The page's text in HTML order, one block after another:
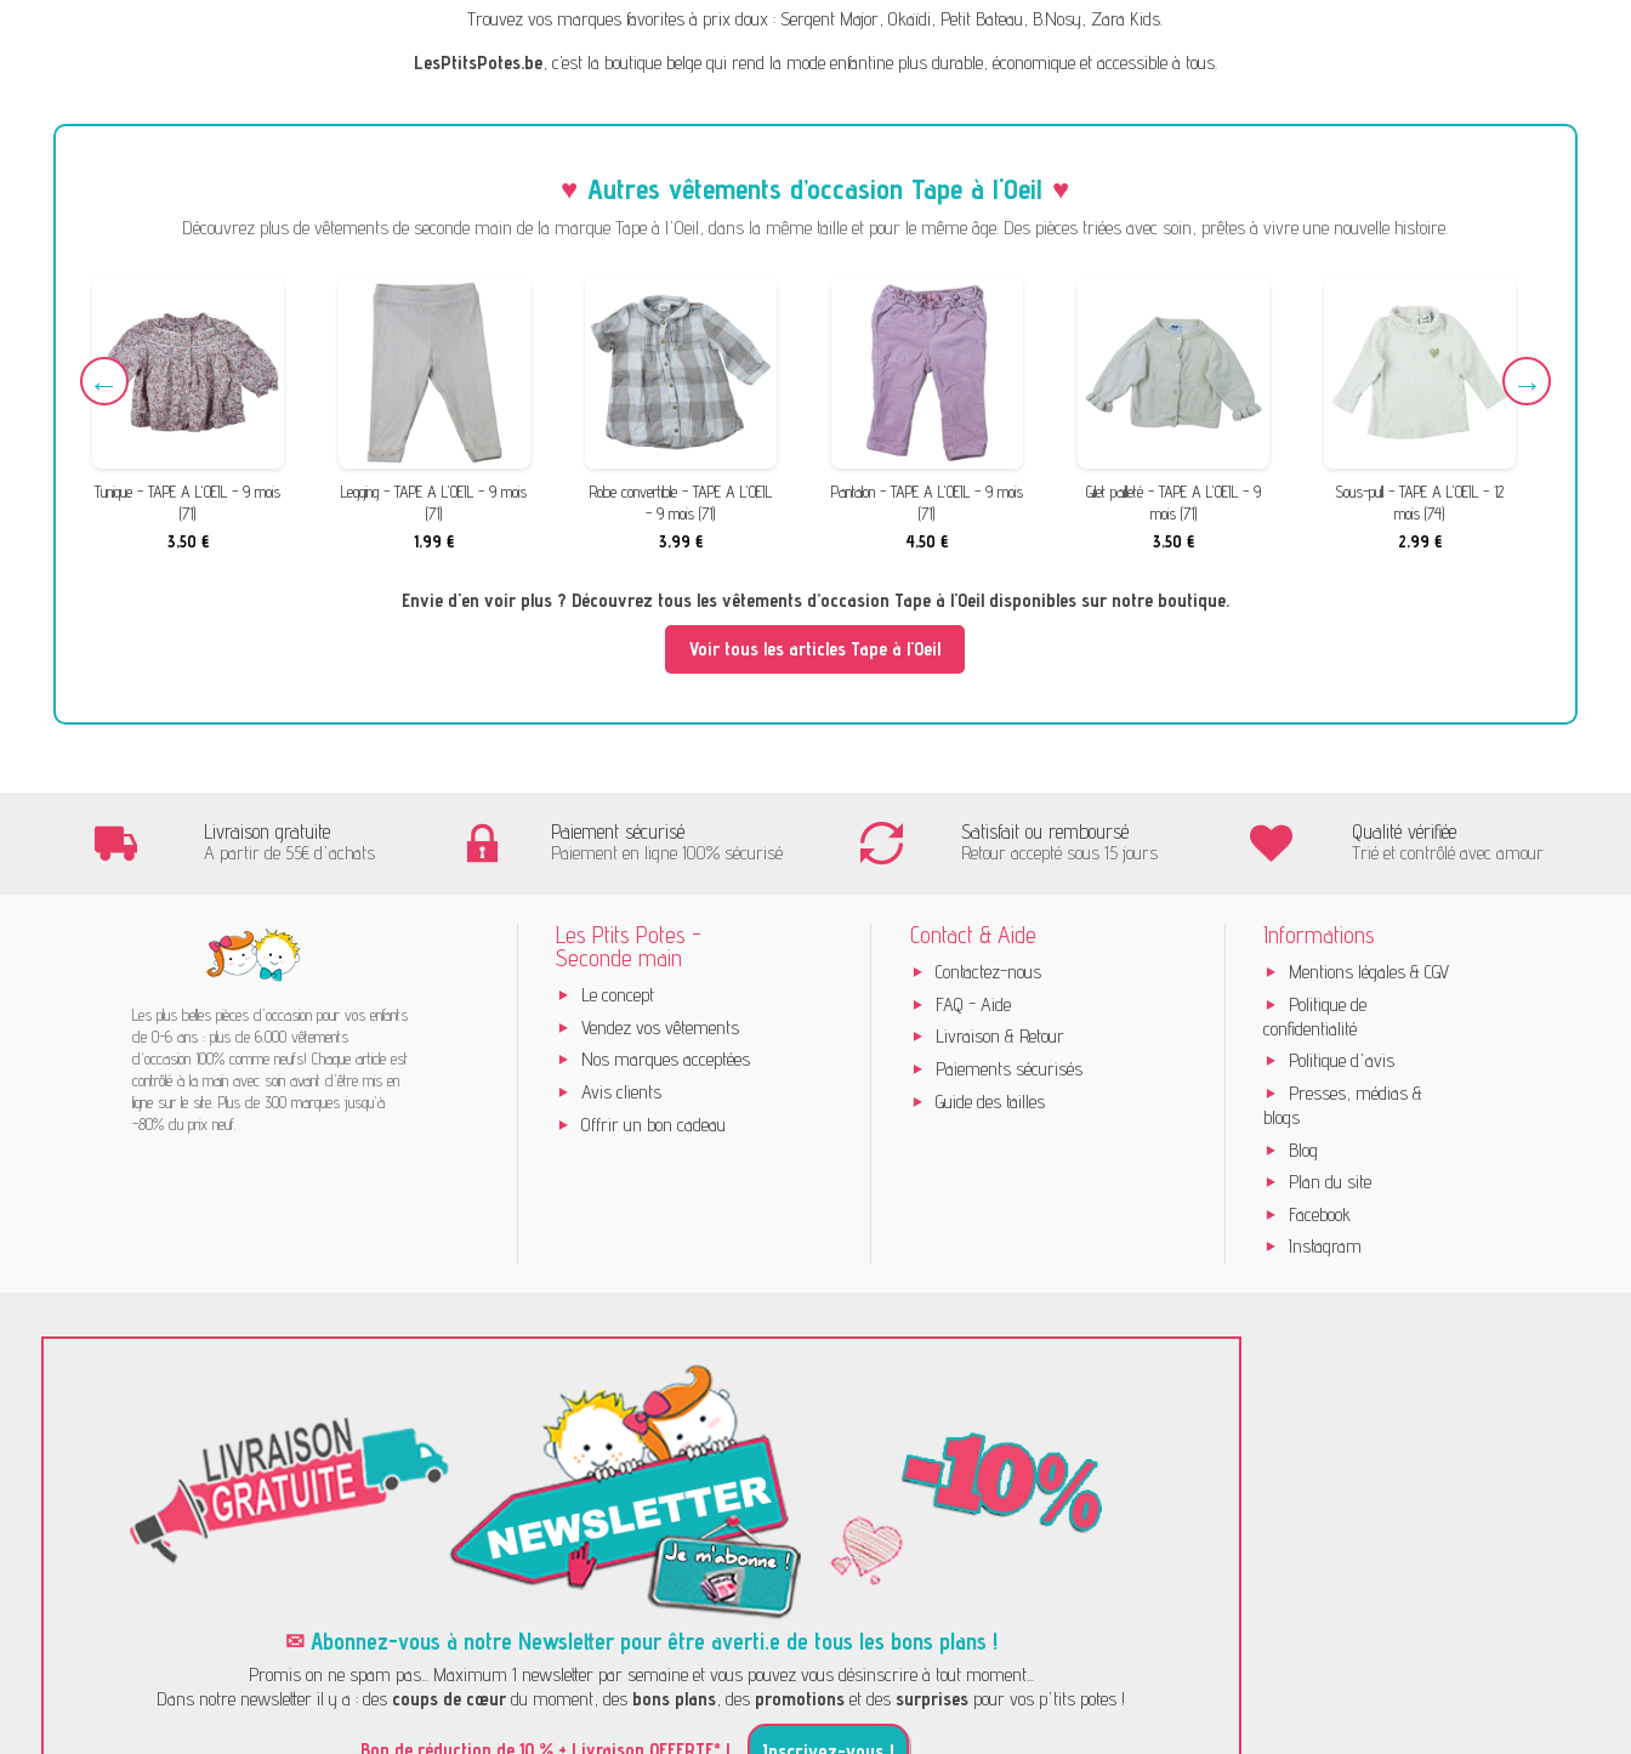
Trouvez vos marques favorites à prix doux :Sergent Major,Okaïdi, Petit Bateau, B.Nosy, Zara Kids.
LesPtitsPotes.be, c’est la boutique belge qui rend la mode enfantine plus durable, économique et accessible à tous.
Autres vêtements d’occasion Tape à l'Oeil
Découvrez plus de vêtements de seconde main de la marque Tape à l'Oeil, dans la même taille et pour le même âge. Des pièces triées avec soin, prêtes à vivre une nouvelle histoire.
Tunique - TAPE A L'OEIL - 9 mois
(71)
3,50 €
Legging - TAPE A L'OEIL - 9 mois
(71)
1,99 €
Robe convertible - TAPE A L'OEIL
- 9 mois (71)
3,99 €
Pantalon - TAPE A L'OEIL - 9 mois
(71)
4,50 €
Gilet pailleté - TAPE A L'OEIL - 9
mois (71)
3,50 €
Sous-pull - TAPE A L'OEIL - 12
mois (74)
2,99 €
Envie d'en voir plus ? Découvrez tous les vêtements d’occasion Tape à l'Oeil disponibles sur notre boutique.
Voir tous les articles Tape à l'Oeil
Livraison gratuite
A partir de 55€ d'achats
Paiement sécurisé
Paiement en ligne 100% sécurisé
Satisfait ou remboursé
Retour accepté sous 15 jours
Qualité vérifiée
Trié et contrôlé avec amour
Les plus belles pièces d'occasion pour vos enfants
de 0-6 ans : plus de 6.000 vêtements
d'occasion 100% comme neufs! Chaque article est
contrôlé à la main avec soin avant d'être mis en
ligne sur le site. Plus de 300 marques jusqu'à
-80% du prix neuf.
Les Ptits Potes -
Seconde main
Le concept
Vendez vos vêtements
Nos marques acceptées
Avis clients
Offrir un bon cadeau
Contact & Aide
Contactez-nous
FAQ - Aide
Livraison & Retour
Paiements sécurisés
Guide des tailles
Informations
Mentions légales & CGV
Politique de
confidentialité
Politique d'avis
Presses, médias &
blogs
Blog
Plan du site
Facebook
Instagram
✉ Abonnez-vous à notre Newsletter pour être averti.e de tous les bons plans !
Promis on ne spam pas... Maximum 1 newsletter par semaine et vous pouvez vous désinscrire à tout moment...
Dans notre newsletter il y a : des coups de cœur du moment, des bons plans, des promotions et dessurprises pour vos p'tits potes !